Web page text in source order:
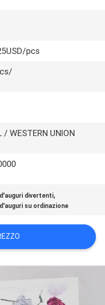
pcs
/ WESTERN UNION
divertenti,
su ordinazione